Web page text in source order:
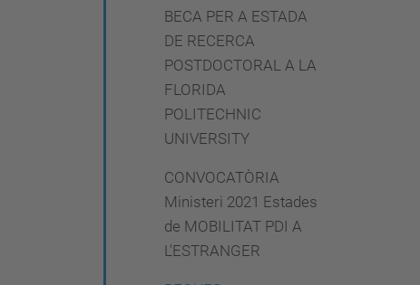
BECA PER A ESTADA
DE RECERCA
POSTDOCTORAL A LA
FLORIDA
POLITECHNIC
UNIVERSITY
CONVOCATÒRIA
Ministeri 2021 Estades
de MOBILITAT PDI A
L'ESTRANGER